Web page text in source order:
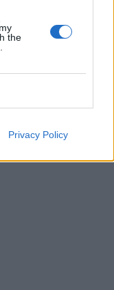
the
Privacy Policy
savo
vaikščioti, rašyti
Kad ir ką
jums šiek tiek
jei manote, kad
valdyti streso,
sveikatos